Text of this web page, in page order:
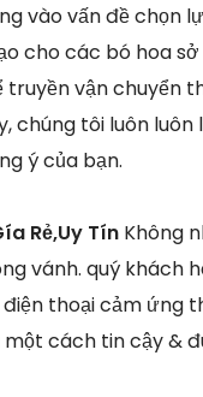
vào vấn đề chọn
cho các bó hoa
truyền vận chuyển
chúng tôi luôn luôn
ý của bạn.
Rẻ,Uy Tín Không
vánh. quý khách
thoại cảm ứng
cách tin cậy &